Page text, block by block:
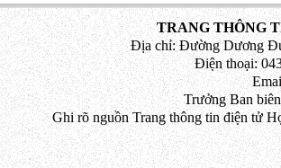
TRANG THÔNG
Địa chỉ: Đường Dương
Điện thoại:
Trưởng Ban
Ghi rõ nguồn Trang thông tin điện tử